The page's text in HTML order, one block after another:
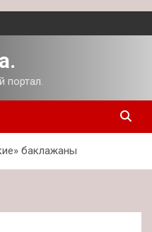
портал.
баклажаны